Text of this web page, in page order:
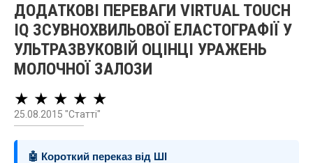
ДОДАТКОВІ ПЕРЕВАГИ VIRTUAL TOUCH
IQ ЗСУВНОХВИЛЬОВОЇ ЕЛАСТОГРАФІЇ У
УЛЬТРАЗВУКОВІЙ ОЦІНЦІ УРАЖЕНЬ
МОЛОЧНОЇ ЗАЛОЗИ
★ ★ ★ ★ ★
25.08.2015 "Статті"
🤖 Короткий переказ від ШІ